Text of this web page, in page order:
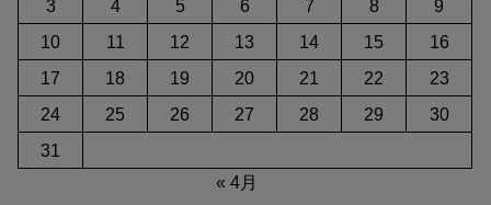
3
4 5 6 7 8
9
10
11 12 13 14 15
16
17
18 19 20 21 22
23
24
25 26 27 28 29
30
31
« 4月